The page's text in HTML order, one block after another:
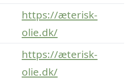
https://æterisk-
olie.dk/
https://æterisk-
olie.dk/